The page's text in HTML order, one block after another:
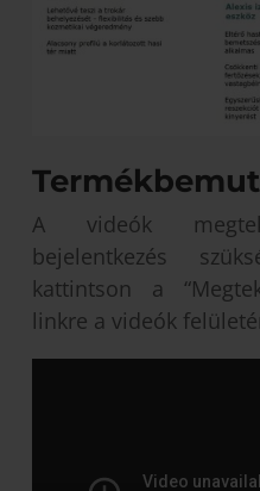
A videók
bejelentkezés
kattintson a
linkre a videók